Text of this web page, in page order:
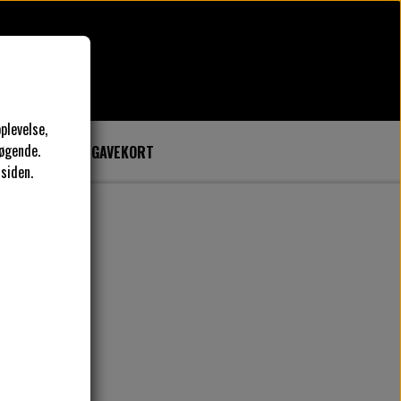
SYKURSER GAVEKORT